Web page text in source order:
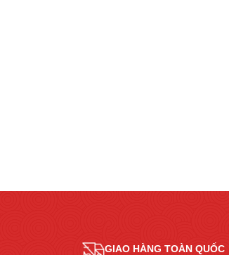
GIAO HÀNG TOÀN QUỐC